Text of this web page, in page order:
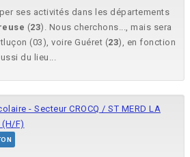
ses activités dans les départements
(23). Nous cherchons..., mais sera
(03), voire Guéret (23), en fonction
du lieu...
- Secteur CROCQ / ST MERD LA
(H/F)